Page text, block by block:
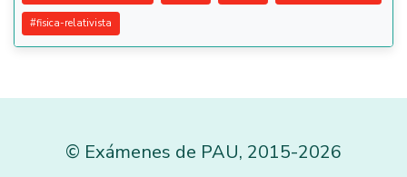
#fisica-relativista
© Exámenes de PAU, 2015-2026